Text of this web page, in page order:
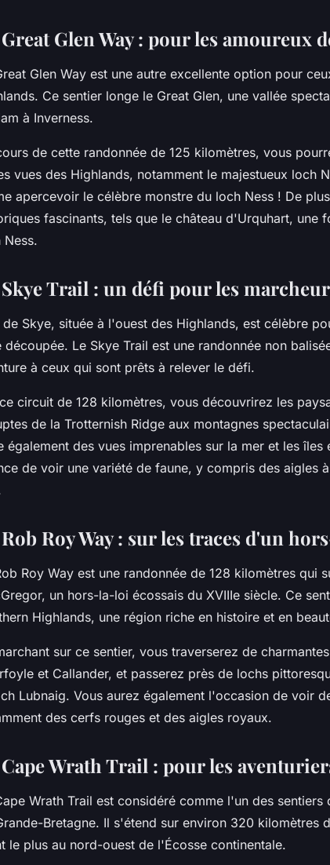
Glen Way : pour les amoureux
Glen Way est une autre excellente option pour
Ce sentier longe le Great Glen, une vallée
à Inverness.
de cette randonnée de 125 kilomètres, vous
vues des Highlands, notamment le majestueux loch
apercevoir le célèbre monstre du loch Ness ! De
fascinants, tels que le château d'Urquhart, une
Ness.
Trail : un défi pour les
de Skye, située à l'ouest des Highlands, est célèbre
découpée. Le Skye Trail est une randonnée non
à ceux qui sont prêts à relever le défi.
circuit de 128 kilomètres, vous découvrirez les
de la Trotternish Ridge aux montagnes
également des vues imprenables sur la mer et les îles
de voir une variété de faune, y compris des aigles
Roy Way : sur les traces d'un
Roy Way est une randonnée de 128 kilomètres qui
un hors-la-loi écossais du XVIIIe siècle. Ce
Highlands, une région riche en histoire et en
sur ce sentier, vous traverserez de
et Callander, et passerez près de lochs
Lubnaig. Vous aurez également l'occasion de voir
des cerfs rouges et des aigles royaux.
Wrath Trail : pour les
Wrath Trail est considéré comme l'un des
Bretagne. Il s'étend sur environ 320 kilomètres
le plus au nord-ouest de l'Écosse continentale.